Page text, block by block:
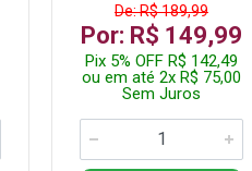
De: R$ 189,99
Por: R$ 149,99
Pix 5% OFF R$ 142,49
ou em até 2x R$ 75,00
Sem Juros